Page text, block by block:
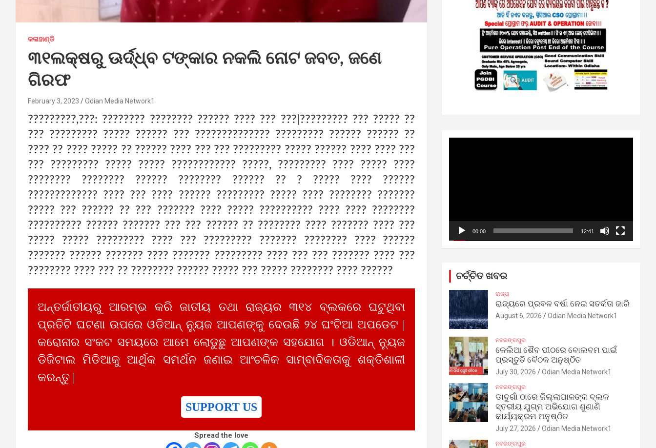
କଳାହାଣ୍ଡି
୩୧ଲକ୍ଷରୁ ଊର୍ଦ୍ଧ୍ବ ଟଙ୍କାର ନକଲି ନୋଟ ଜବତ, ଜଣେ
ଗିରଫ
February 3, 2023 Odian Media Network1
?????????,???: ???????? ???????? ?????? ???? ??? ???|????????? ??? ????? ??
??? ????????? ????? ?????? ??? ?????????????? ????????? ?????? ?????? ??
???? ?? ???? ????? ?? ?????? ???? ??? ??? ????????? ????? ?????? ???? ???? ???
??? ????????? ????? ????? ???????????? ?????, ????????? ???? ????? ????
???????? ???????? ?????? ???????? ?????? ?? ? ????? ???? ??????
????????????? ???? ??? ???? ?????? ????????? ????? ???? ???????? ???????
????? ??? ?????? ?? ??? ??????? ???? ????? ?????????? ???? ???? ????????
?????????? ?????? ??????? ??? ??? ?????? ?? ???????? ???? ??????? ???? ???
????? ????? ????????? ???? ??? ????????? ??????? ???????? ???? ??????
??????? ?????? ??????? ???? ??????? ????????? ???? ??? ??? ??????? ???? ???
???????? ???? ??? ?? ???????? ?????? ????? ??? ????? ???????? ???? ??????
ଅନ୍ତର୍ଜାତୀୟରୁ ଆରମ୍ଭ କରି ଜାତୀୟ ତଥା ରାଜ୍ୟର ୩୧୪ ବ୍ଲକରେ ଘଟୁଥିବା
ପ୍ରତିଟି ଘଟଣା ଉପରେ ଓଡିଆନ୍ ନ୍ୟୁଜ ଆପଣଙ୍କୁ ଦେଉଛି ୨୪ ଘଂଟିଆ ଅପଡେଟ |
କରୋନାର ସଂକଟ ସମୟରେ ଆମେ ଲୋଡୁଛୁ ଆପଣଙ୍କ ସହଯୋଗ । ଓଡିଆନ୍ ନ୍ୟୁଜ
ଡିଜିଟାଲ ମିଡିଆକୁ ଆର୍ଥିକ ସମର୍ଥନ ଜଣାଇ ଆଂଚଳିକ ସାମ୍ବାଦିକତାକୁ ଶକ୍ତିଶାଳୀ
କରନ୍ତୁ |
SUPPORT US
Spread the love
00:00 12:41
ଚର୍ଚ୍ଚିତ ଖବର
ରାଜ୍ୟ
ରାଜ୍ୟରେ ପ୍ରବଳ ବର୍ଷା ନେଇ ସତର୍କତା ଜାରି
August 6, 2026 Odian Media Network1
ନବରଙ୍ଗପୁର
କେଲିଆ ଶୈବ ପୀଠରେ ବୋଲବମ ପାଇଁ
ପ୍ରସ୍ତୁତି ବୈଠକ ଅନୁଷ୍ଠିତ
July 30, 2026 Odian Media Network1
ନବରଙ୍ଗପୁର
ଡାବୁଗାଁ ଠାରେ ଜିଲ୍ଲାପାଳଙ୍କ ବ୍ଲକ
ସ୍ତରୀୟ ଯୁଗ୍ମ ଅଭିଯୋଗ ଶୁଣାଣି
କାର୍ଯ୍ୟକ୍ରମ ଅନୁଷ୍ଠିତ
July 27, 2026 Odian Media Network1
ନବରଙ୍ଗପୁର